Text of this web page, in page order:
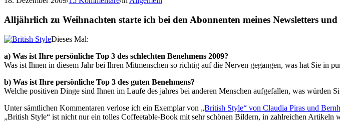
Alljährlich zu Weihnachten starte ich bei den Abonnenten meines Newsletters
Dieses Mal:
a) Was ist Ihre persönliche Top 3 des schlechten Benehmens 2009?
Was ist Ihnen in diesem Jahr bei Ihren Mitmenschen so richtig auf die Nerven gegangen, was hat Sie in
b) Was ist Ihre persönliche Top 3 des guten Benehmens?
Welche positiven Dinge sind Ihnen im Laufe des jahres bei anderen Menschen aufgefallen, was würden
Unter sämtlichen Kommentaren verlose ich ein Exemplar von „British Style“ von Claudia Piras und
„British Style“ ist nicht nur ein tolles Coffeetable-Book mit sehr schönen Bildern, in zahlreichen Artikeln